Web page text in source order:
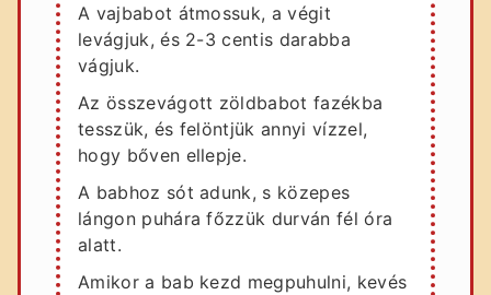
A vajbabot átmossuk, a végit
levágjuk, és 2-3 centis darabba
vágjuk.
Az összevágott zöldbabot fazékba
tesszük, és felöntjük annyi vízzel,
hogy bőven ellepje.
A babhoz sót adunk, s közepes
lángon puhára főzzük durván fél óra
alatt.
Amikor a bab kezd megpuhulni, kevés